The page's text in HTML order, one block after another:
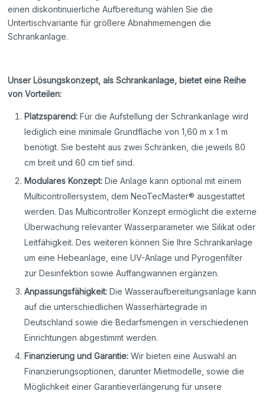
einen diskontinuierliche Aufbereitung wählen Sie die
Untertischvariante für größere Abnahmemengen die
Schrankanlage.
Unser Lösungskonzept, als Schrankanlage, bietet eine Reihe
von Vorteilen:
Platzsparend: Für die Aufstellung der Schrankanlage wird
lediglich eine minimale Grundfläche von 1,60 m x 1 m
benötigt. Sie besteht aus zwei Schränken, die jeweils 80
cm breit und 60 cm tief sind.
Modulares Konzept: Die Anlage kann optional mit einem
Multicontrollersystem, dem NeoTecMaster® ausgestattet
werden. Das Multicontroller Konzept ermöglicht die externe
Überwachung relevanter Wasserparameter wie Silikat oder
Leitfähigkeit. Des weiteren können Sie Ihre Schrankanlage
um eine Hebeanlage, eine UV-Anlage und Pyrogenfilter
zur Desinfektion sowie Auffangwannen ergänzen.
Anpassungsfähigkeit: Die Wasseraufbereitungsanlage kann
auf die unterschiedlichen Wasserhärtegrade in
Deutschland sowie die Bedarfsmengen in verschiedenen
Einrichtungen abgestimmt werden.
Finanzierung und Garantie: Wir bieten eine Auswahl an
Finanzierungsoptionen, darunter Mietmodelle, sowie die
Möglichkeit einer Garantieverlängerung für unsere